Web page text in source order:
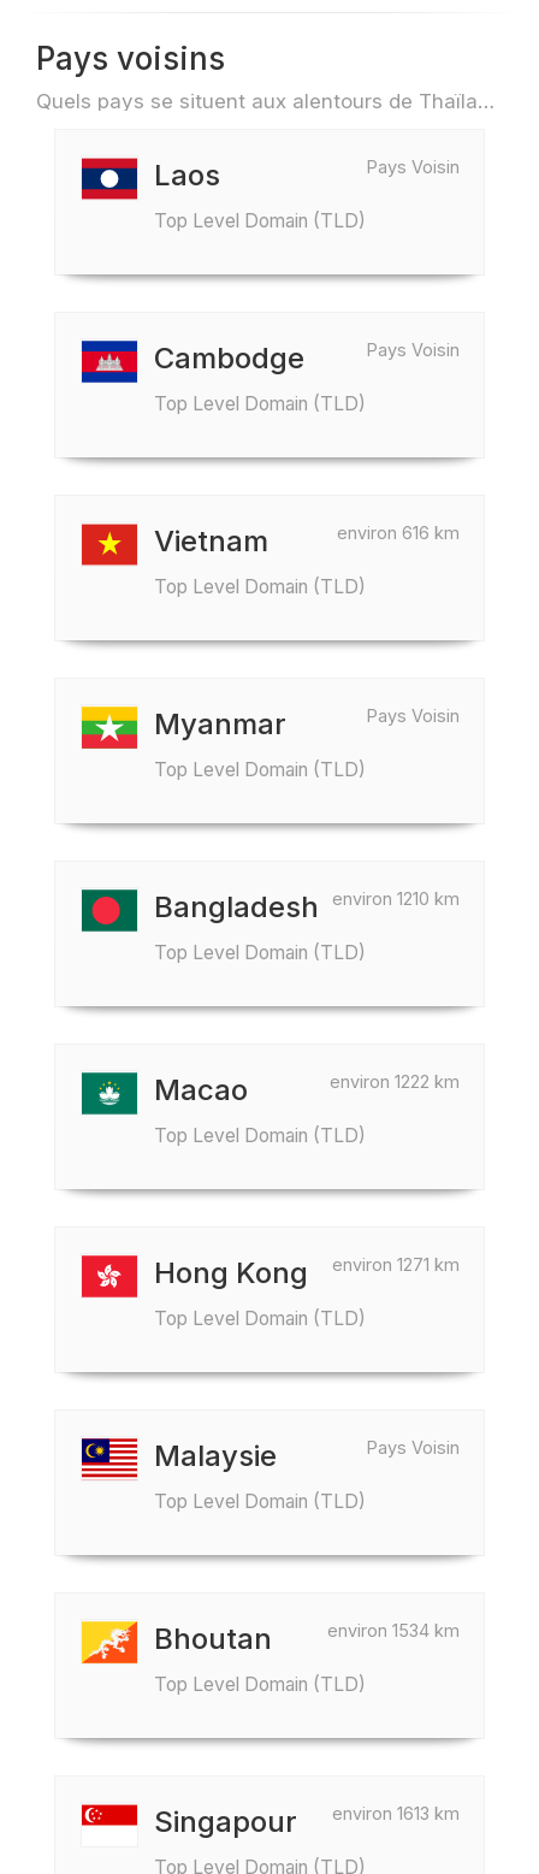
Pays voisins
Quels pays se situent aux alentours de Thaïlande par exemple pour des voyage ou des vols
Pays Voisin
Laos
Top Level Domain (TLD)
Pays Voisin
Cambodge
Top Level Domain (TLD)
environ 616 km
Vietnam
Top Level Domain (TLD)
Pays Voisin
Myanmar
Top Level Domain (TLD)
environ 1210 km
Bangladesh
Top Level Domain (TLD)
environ 1222 km
Macao
Top Level Domain (TLD)
environ 1271 km
Hong Kong
Top Level Domain (TLD)
Pays Voisin
Malaysie
Top Level Domain (TLD)
environ 1534 km
Bhoutan
Top Level Domain (TLD)
environ 1613 km
Singapour
Top Level Domain (TLD)